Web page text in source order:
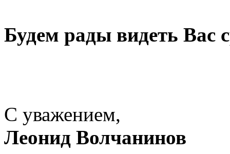
Будем рады видеть Вас
С уважением,
Леонид Волчанинов